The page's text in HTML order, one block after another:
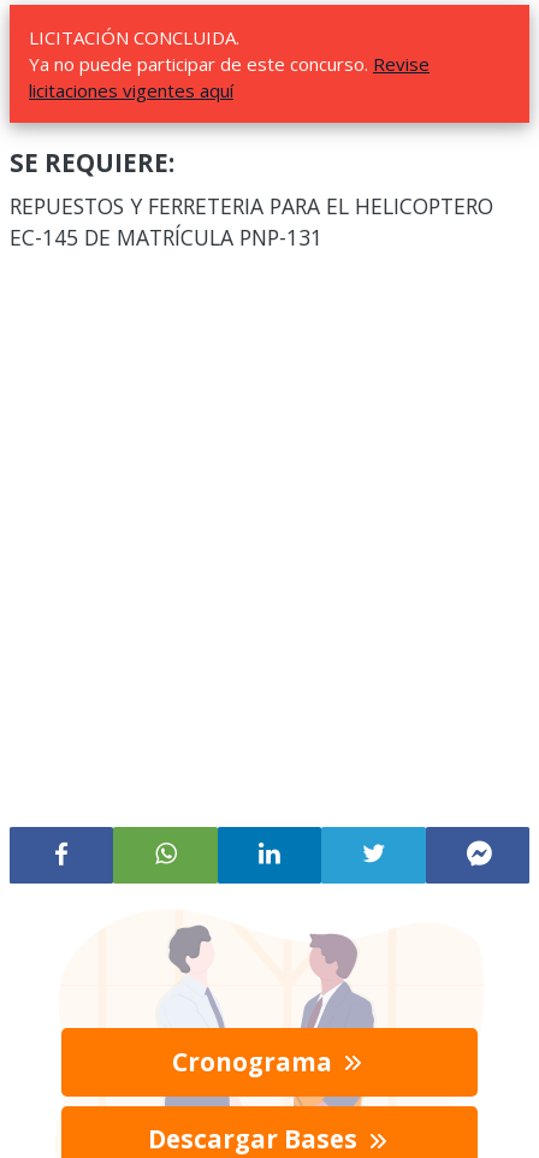
LICITACIÓN CONCLUIDA.
Ya no puede participar de este concurso. Revise
licitaciones vigentes aquí
SE REQUIERE:
REPUESTOS Y FERRETERIA PARA EL HELICOPTERO
EC-145 DE MATRÍCULA PNP-131
Cronograma
Descargar Bases